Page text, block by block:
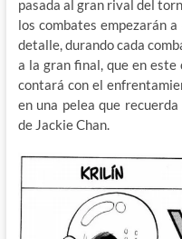
pasada al gran rival del
los combates empezarán
detalle, durando cada
a la gran final, que en este
contará con el
en una pelea que
de Jackie Chan.